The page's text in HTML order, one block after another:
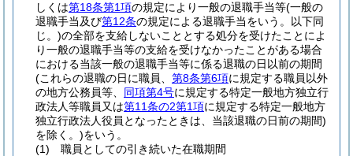
しくは第18条第1項の規定により一般の退職手当等(一般の
退職手当及び第12条の規定による退職手当をいう。以下同
じ。)の全部を支給しないこととする処分を受けたことによ
り一般の退職手当等の支給を受けなかったことがある場合
における当該一般の退職手当等に係る退職の日以前の期間
(これらの退職の日に職員、 第8条第6項に規定する職員以外
の地方公務員等、 同項第4号に規定する特定一般地方独立行
政法人等職員又は第11条の2第1項に規定する特定一般地方
独立行政法人役員となったときは、当該退職の日前の期間)
を除く。)をいう。
(1)
職員としての引き続いた在職期間